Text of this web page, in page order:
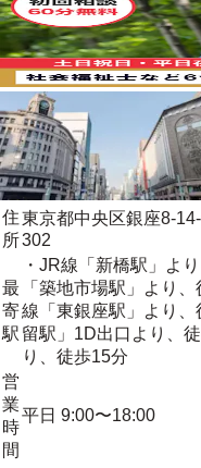
住
所
東京都中央区銀座8-
302
最
寄
駅
・JR線「新橋駅」よ
「築地市場駅」より
線「東銀座駅」より
留駅」1D出口より、
り、徒歩15分
営
業
時
間
平日 9:00〜18:00